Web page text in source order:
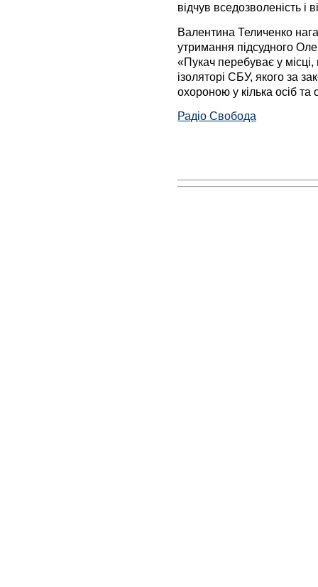
відчув вседозволеність і
Валентина Теличенко
утримання підсудного
«Пукач перебуває у
ізоляторі СБУ, якого за
охороною у кілька осіб
Радіо Свобода